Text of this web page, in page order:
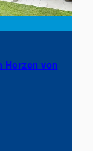
Herzen von